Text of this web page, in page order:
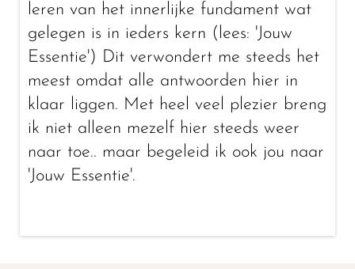
leren van het innerlijke fundament wat
gelegen is in ieders kern (lees: 'Jouw
Essentie') Dit verwondert me steeds het
meest omdat alle antwoorden hier in
klaar liggen. Met heel veel plezier breng
ik niet alleen mezelf hier steeds weer
naar toe.. maar begeleid ik ook jou naar
'Jouw Essentie'.